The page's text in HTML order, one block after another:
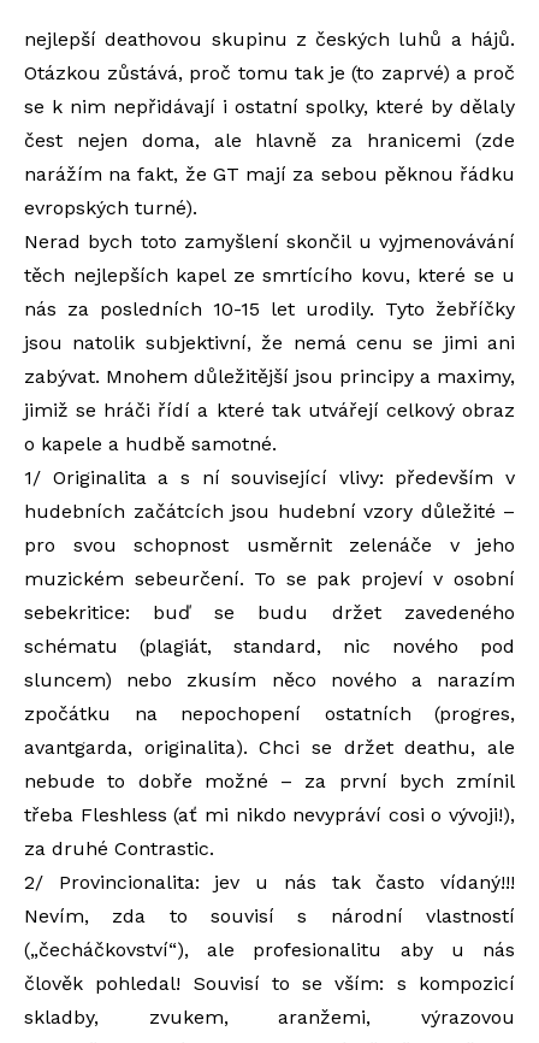
nejlepší deathovou skupinu z českých luhů a hájů.
Otázkou zůstává, proč tomu tak je (to zaprvé) a proč
se k nim nepřidávají i ostatní spolky, které by dělaly
čest nejen doma, ale hlavně za hranicemi (zde
narážím na fakt, že GT mají za sebou pěknou řádku
evropských turné).
Nerad bych toto zamyšlení skončil u vyjmenovávání
těch nejlepších kapel ze smrtícího kovu, které se u
nás za posledních 10-15 let urodily. Tyto žebříčky
jsou natolik subjektivní, že nemá cenu se jimi ani
zabývat. Mnohem důležitější jsou principy a maximy,
jimiž se hráči řídí a které tak utvářejí celkový obraz
o kapele a hudbě samotné.
1/ Originalita a s ní související vlivy: především v
hudebních začátcích jsou hudební vzory důležité –
pro svou schopnost usměrnit zelenáče v jeho
muzickém sebeurčení. To se pak projeví v osobní
sebekritice: buď se budu držet zavedeného
schématu (plagiát, standard, nic nového pod
sluncem) nebo zkusím něco nového a narazím
zpočátku na nepochopení ostatních (progres,
avantgarda, originalita). Chci se držet deathu, ale
nebude to dobře možné – za první bych zmínil
třeba Fleshless (ať mi nikdo nevypráví cosi o vývoji!),
za druhé Contrastic.
2/ Provincionalita: jev u nás tak často vídaný!!!
Nevím, zda to souvisí s národní vlastností
(„čecháčkovství“), ale profesionalitu aby u nás
člověk pohledal! Souvisí to se vším: s kompozicí
skladby, zvukem, aranžemi, výrazovou